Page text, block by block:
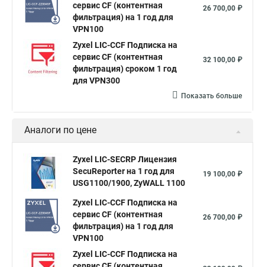
сервис CF (контентная
фильтрация) на 1 год для
VPN100
26 700,00 ₽
Zyxel LIC-CCF Подписка на
сервис CF (контентная
фильтрация) сроком 1 год
для VPN300
32 100,00 ₽
Показать больше
Аналоги по цене
Zyxel LIC-SECRP Лицензия
SecuReporter на 1 год для
USG1100/1900, ZyWALL 1100
19 100,00 ₽
Zyxel LIC-CCF Подписка на
сервис CF (контентная
фильтрация) на 1 год для
VPN100
26 700,00 ₽
Zyxel LIC-CCF Подписка на